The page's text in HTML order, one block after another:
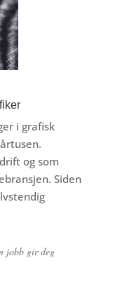
i grafisk
og som
Siden
jobb gir deg